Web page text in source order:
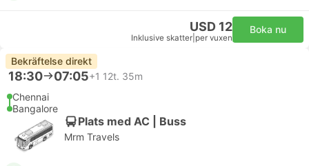
USD 12
Inklusive skatter per vuxen
Boka nu
Bekräftelse direkt
18:30 07:05+1 12t. 35m
Chennai
Bangalore
Plats med AC | Buss
Mrm Travels